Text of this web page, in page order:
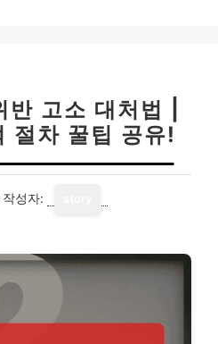
고소 대처법 |
절차 꿀팁 공유!
작성자: